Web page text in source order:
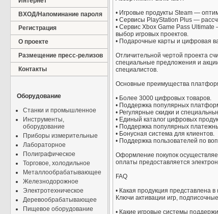
ВХОД/Напоминание пароля
Регистрация
О проекте
Размещение пресс-релизов
Контакты
Оборудование
Станки и промышленное
Инструменты,
оборудование
Приборы измерительные
Лабораторное
Полиграфическое
Торговое, холодильное
Металлообрабатывающее
Железнодорожное
Электротехническое
Деревообрабатывающее
Пищевое оборудование
• Игровые продукты Steam —
• Сервисы PlayStation Plus —
• Сервис Xbox Game Pass
выбор игровых проектов.
• Подарочные карты и цифровая
Отличительной чертой проекта
специальные предложения и
специалистов.
Основные преимущества
• Более 3000 цифровых товаров.
• Поддержка популярных
• Регулярные скидки и
• Единый каталог цифровых
• Поддержка популярных
• Бонусная система для клиентов.
• Поддержка пользователей по
Оформление покупок
оплаты предоставляется
FAQ
• Какая продукция представлена в
Ключи активации игр,
• Какие игровые системы